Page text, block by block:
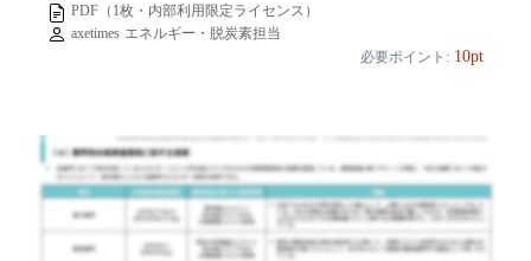
PDF（1枚・内部利用限定ライセンス）
axetimes エネルギー・脱炭素担当
必要ポイント: 10pt